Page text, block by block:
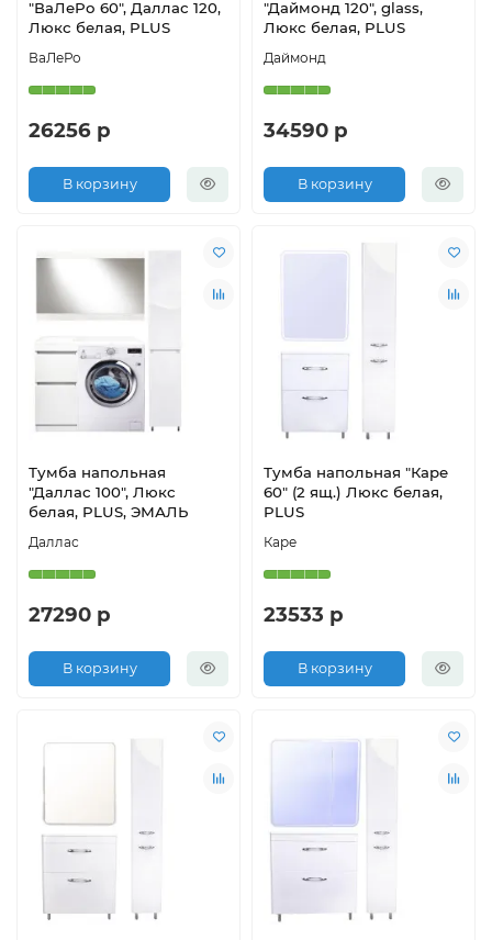
"ВаЛеРо 60", Даллас 120,
Люкс белая, PLUS
ВаЛеРо
26256 р
В корзину
"Даймонд 120", glass,
Люкс белая, PLUS
Даймонд
34590 р
В корзину
Тумба напольная
"Даллас 100", Люкс
белая, PLUS, ЭМАЛЬ
Даллас
27290 р
В корзину
Тумба напольная "Каре
60" (2 ящ.) Люкс белая,
PLUS
Каре
23533 р
В корзину